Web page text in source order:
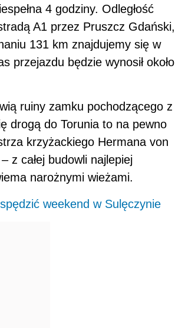
4 godziny. Odległość
A1 przez Pruszcz Gdański,
131 km znajdujemy się w
przejazdu będzie wynosił około
ruiny zamku pochodzącego z
drogą do Torunia to na pewno
krzyżackiego Hermana von
z całej budowli najlepiej
narożnymi wieżami.
weekend w Sulęczynie